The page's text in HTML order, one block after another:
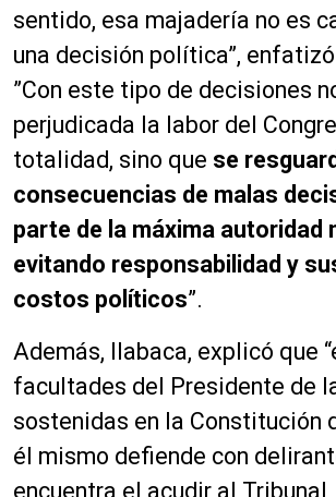
sentido, esa majadería no es
una decisión política”,
”Con este tipo de decisiones
perjudicada la labor del
totalidad, sino que se
consecuencias de malas
parte de la máxima autoridad
evitando responsabilidad y
costos políticos”.
Además, Ilabaca, explicó que
facultades del Presidente de
sostenidas en la Constitución
él mismo defiende con
encuentra el acudir al Tribunal